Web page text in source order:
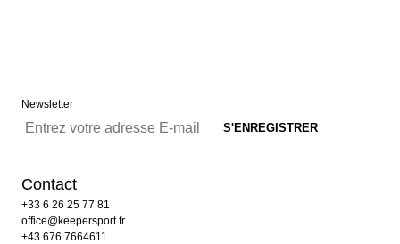
Newsletter
Contact
+33 6 26 25 77 81
office@keepersport.fr
+43 676 7664611